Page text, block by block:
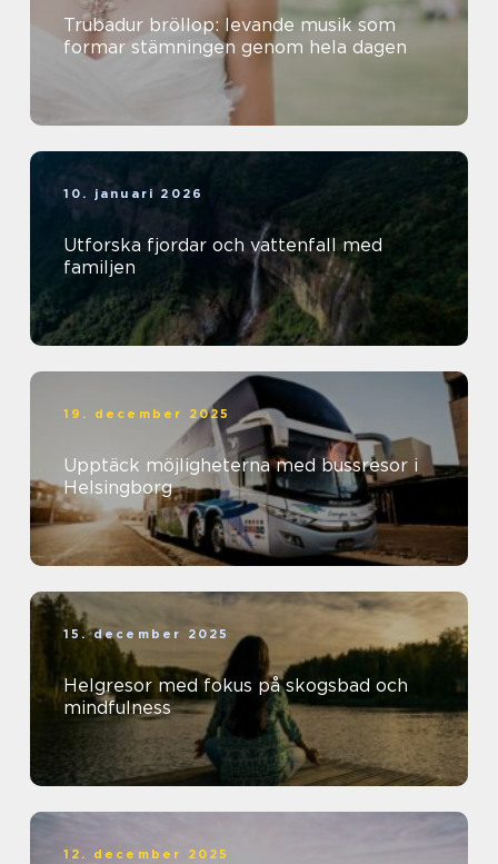
Trubadur bröllop: levande musik som
formar stämningen genom hela dagen
10. januari 2026
Utforska fjordar och vattenfall med
familjen
19. december 2025
Upptäck möjligheterna med bussresor i
Helsingborg
15. december 2025
Helgresor med fokus på skogsbad och
mindfulness
12. december 2025